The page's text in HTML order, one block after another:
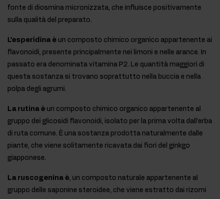
fonte di diosmina micronizzata, che influisce positivamente
sulla qualità del preparato.
L'esperidina è un composto chimico organico appartenente ai
flavonoidi, presente principalmente nei limoni e nelle arance. In
passato era denominata vitamina P2. Le quantità maggiori di
questa sostanza si trovano soprattutto nella buccia e nella
polpa degli agrumi.
La rutina è un composto chimico organico appartenente al
gruppo dei glicosidi flavonoidi, isolato per la prima volta dall'erba
di ruta comune. È una sostanza prodotta naturalmente dalle
piante, che viene solitamente ricavata dai fiori del ginkgo
giapponese.
La ruscogenina è, un composto naturale appartenente al
gruppo delle saponine steroidee, che viene estratto dai rizomi